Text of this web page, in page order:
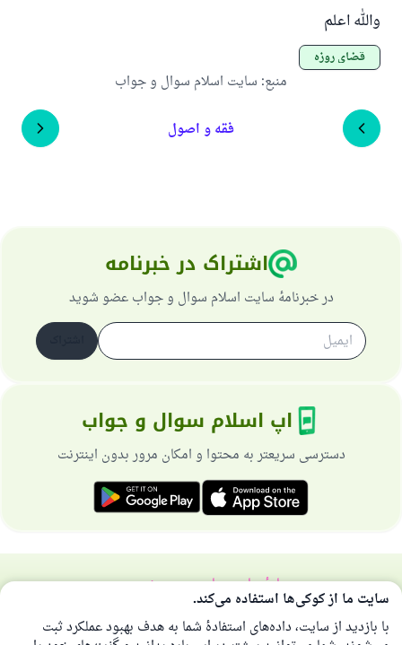
والله اعلم
قضای روزه
منبع: سایت اسلام سوال و جواب
فقه و اصول
اشتراک در خبرنامه
در خبرنامهٔ سایت اسلام سوال و جواب عضو شوید
اپ اسلام سوال و جواب
دسترسی سریعتر به محتوا و امکان مرور بدون اینترنت
دربارهٔ سایتسیاست حریم خصوصی
همهٔ حقوق برای سایت اسلام سوال و جواب محفوظ است 1997-2025 ©
سایت ما از کوکی‌ها استفاده می‌کند.
با بازدید از سایت، داده‌های استفادهٔ شما به هدف بهبود عملکرد ثبت